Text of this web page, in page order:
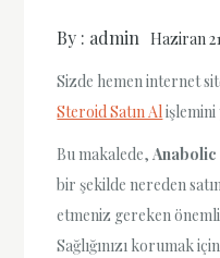
By : admin Haziran
Sizde hemen internet
Steroid Satın Al
Bu makalede,
bir şekilde nereden
etmeniz gereken
Sağlığınızı korumak